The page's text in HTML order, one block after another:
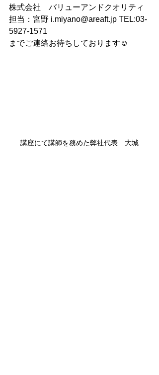
株式会社　バリューアンドクオリティ
担当：宮野 i.miyano@areaft.jp TEL:03-
5927-1571
までご連絡お待ちしております☺️
講座にて講師を務めた弊社代表　大城